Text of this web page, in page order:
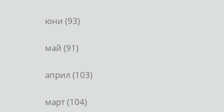
юни (93)
май (91)
април (103)
март (104)